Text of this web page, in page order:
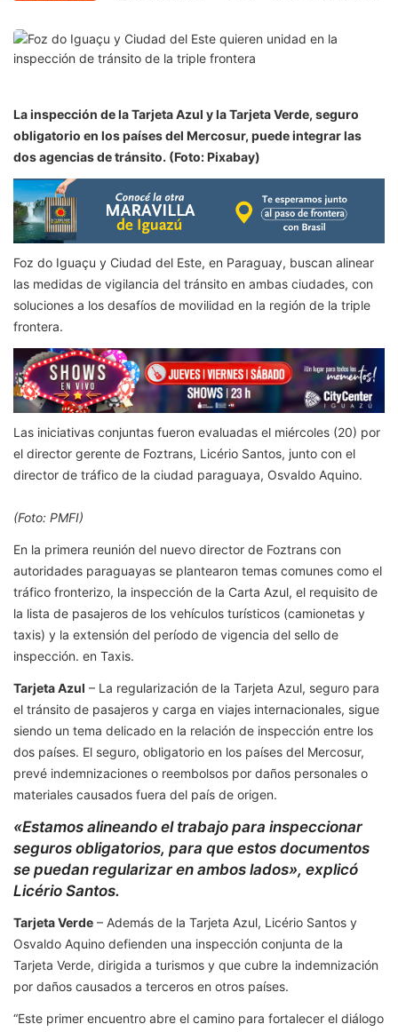
La inspección de la Tarjeta Azul y la Tarjeta Verde, seguro
obligatorio en los países del Mercosur, puede integrar las
dos agencias de tránsito. (Foto: Pixabay)
Foz do Iguaçu y Ciudad del Este, en Paraguay, buscan alinear
las medidas de vigilancia del tránsito en ambas ciudades, con
soluciones a los desafíos de movilidad en la región de la triple
frontera.
Las iniciativas conjuntas fueron evaluadas el miércoles (20) por
el director gerente de Foztrans, Licério Santos, junto con el
director de tráfico de la ciudad paraguaya, Osvaldo Aquino.
(Foto: PMFI)
En la primera reunión del nuevo director de Foztrans con
autoridades paraguayas se plantearon temas comunes como el
tráfico fronterizo, la inspección de la Carta Azul, el requisito de
la lista de pasajeros de los vehículos turísticos (camionetas y
taxis) y la extensión del período de vigencia del sello de
inspección. en Taxis.
Tarjeta Azul – La regularización de la Tarjeta Azul, seguro para
el tránsito de pasajeros y carga en viajes internacionales, sigue
siendo un tema delicado en la relación de inspección entre los
dos países. El seguro, obligatorio en los países del Mercosur,
prevé indemnizaciones o reembolsos por daños personales o
materiales causados ​​fuera del país de origen.
«Estamos alineando el trabajo para inspeccionar
seguros obligatorios, para que estos documentos
se puedan regularizar en ambos lados», explicó
Licério Santos.
Tarjeta Verde – Además de la Tarjeta Azul, Licério Santos y
Osvaldo Aquino defienden una inspección conjunta de la
Tarjeta Verde, dirigida a turismos y que cubre la indemnización
por daños causados ​​a terceros en otros países.
“Este primer encuentro abre el camino para fortalecer el diálogo